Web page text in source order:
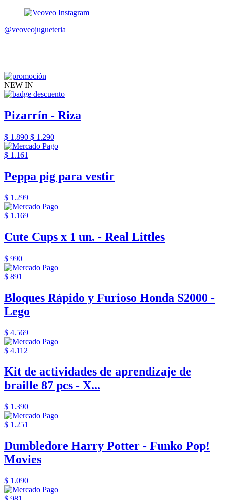
@veoveojugueteria
NEW IN
Pizarrín - Riza
$ 1.890 $ 1.290
$ 1.161
Peppa pig para vestir
$ 1.299
$ 1.169
Cute Cups x 1 un. - Real Littles
$ 990
$ 891
Bloques Rápido y Furioso Honda S2000 -
Lego
$ 4.569
$ 4.112
Kit de actividades de aprendizaje de
braille 87 pcs - X...
$ 1.390
$ 1.251
Dumbledore Harry Potter - Funko Pop!
Movies
$ 1.090